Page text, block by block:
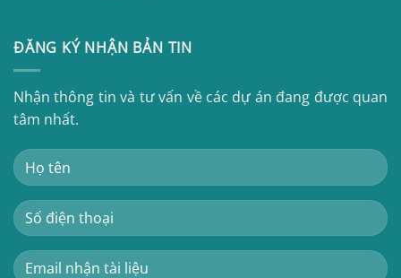
ĐĂNG KÝ NHẬN BẢN TIN
Nhận thông tin và tư vấn về các dự án đang được quan
tâm nhất.